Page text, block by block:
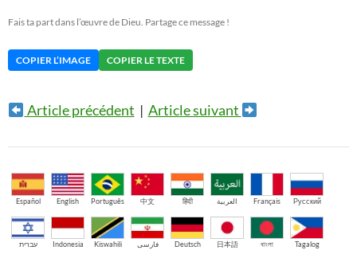
Fais ta part dans l’œuvre de Dieu. Partage ce message !
COPIER L’IMAGE COPIER LE TEXTE
Article précédent | Article suivant
Español English Português 中文 हिंदी العربية Français Русский
עברית Indonesia Kiswahili فارسی Deutsch 日本語 বাংলা Tagalog